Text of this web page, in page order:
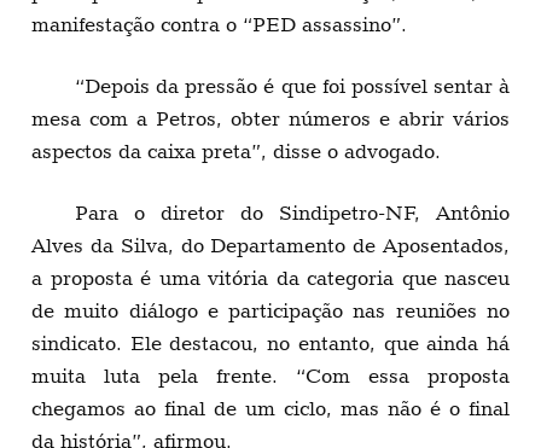
manifestação contra o “PED assassino”.
“Depois da pressão é que foi possível sentar à
mesa com a Petros, obter números e abrir vários
aspectos da caixa preta”, disse o advogado.
Para o diretor do Sindipetro-NF, Antônio
Alves da Silva, do Departamento de Aposentados,
a proposta é uma vitória da categoria que nasceu
de muito diálogo e participação nas reuniões no
sindicato. Ele destacou, no entanto, que ainda há
muita luta pela frente. “Com essa proposta
chegamos ao final de um ciclo, mas não é o final
da história”, afirmou.